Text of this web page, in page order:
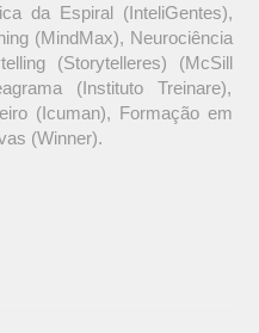
da Espiral (InteliGentes),
(MindMax), Neurociência
(Storytelleres) (McSill
(Instituto Treinare),
(Icuman), Formação em
(Winner).